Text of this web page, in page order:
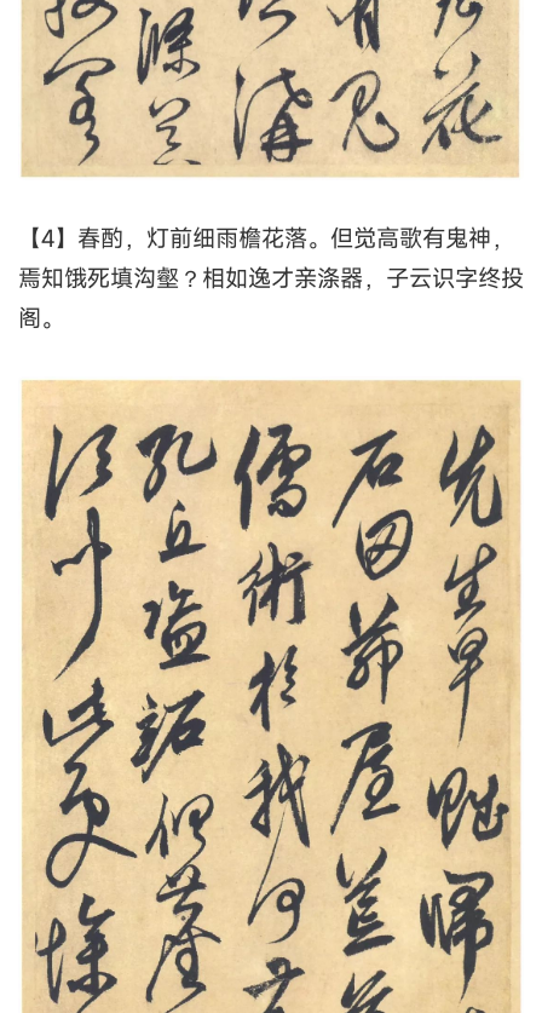
【4】春酌，灯前细雨檐花落。但觉高歌有鬼神，
焉知饿死填沟壑？相如逸才亲涤器，子云识字终投
阁。